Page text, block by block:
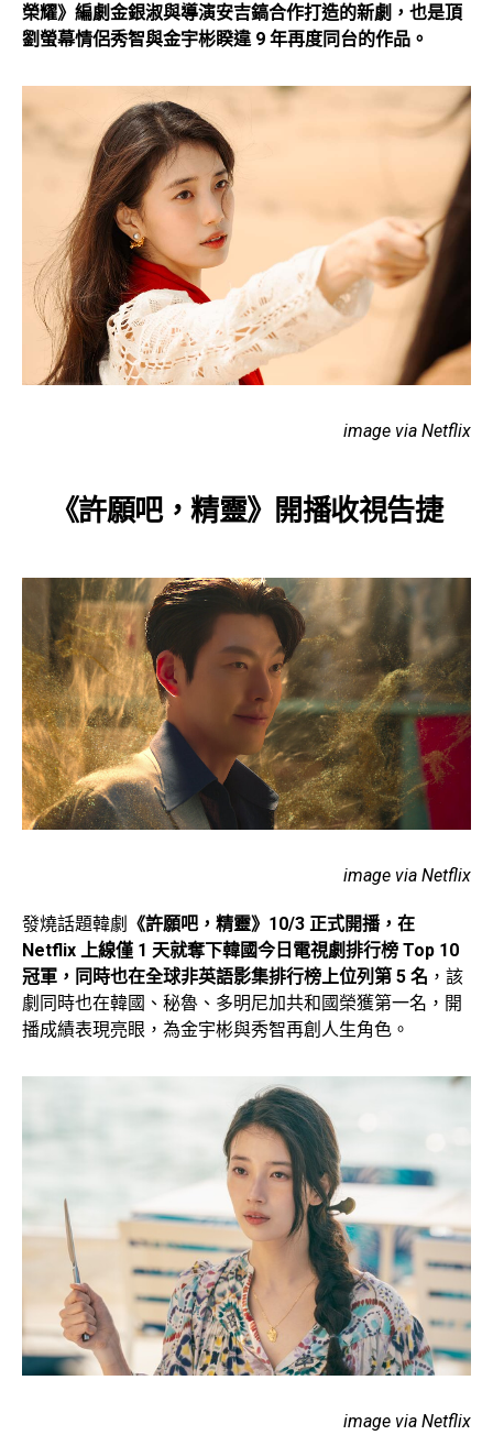
榮耀》編劇金銀淑與導演安吉鎬合作打造的新劇，也是頂
劉螢幕情侶秀智與金宇彬睽違 9 年再度同台的作品。
image via Netflix
《許願吧，精靈》開播收視告捷
image via Netflix
發燒話題韓劇
《許願吧，精靈》10/3 正式開播，在
Netflix 上線僅 1 天就奪下韓國今日電視劇排行榜 Top 10
冠軍，同時也在全球非英語影集排行榜上位列第 5 名 ，該
劇同時也在韓國、秘魯、多明尼加共和國榮獲第一名，開
播成績表現亮眼，為金宇彬與秀智再創人生角色。
image via Netflix